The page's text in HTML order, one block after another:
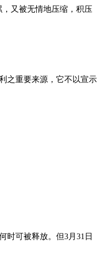
又被无情地压缩，积压
之重要来源，它不以宣示
时可被释放。但3月31日